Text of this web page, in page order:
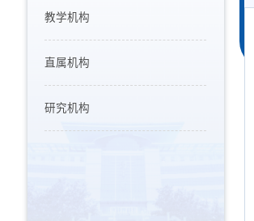
教学机构
直属机构
研究机构